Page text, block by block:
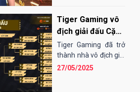
Tiger Gaming vô
địch giải đấu Cặp
Đôi Hoàn Hảo mùa
2 - EGOPLAY
SERIES 2025
Tiger Gaming đã trở
thành nhà vô địch giải
đấu Cặp Đôi Hoàn
27/05/2025